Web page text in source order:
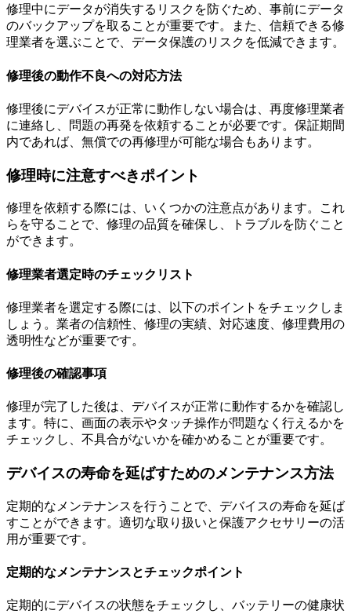
修理中にデータが消失するリスクを防ぐため、事前にデータ
のバックアップを取ることが重要です。また、信頼できる修
理業者を選ぶことで、データ保護のリスクを低減できます。
修理後の動作不良への対応方法
修理後にデバイスが正常に動作しない場合は、再度修理業者
に連絡し、問題の再発を依頼することが必要です。保証期間
内であれば、無償での再修理が可能な場合もあります。
修理時に注意すべきポイント
修理を依頼する際には、いくつかの注意点があります。これ
らを守ることで、修理の品質を確保し、トラブルを防ぐこと
ができます。
修理業者選定時のチェックリスト
修理業者を選定する際には、以下のポイントをチェックしま
しょう。業者の信頼性、修理の実績、対応速度、修理費用の
透明性などが重要です。
修理後の確認事項
修理が完了した後は、デバイスが正常に動作するかを確認し
ます。特に、画面の表示やタッチ操作が問題なく行えるかを
チェックし、不具合がないかを確かめることが重要です。
デバイスの寿命を延ばすためのメンテナンス方法
定期的なメンテナンスを行うことで、デバイスの寿命を延ば
すことができます。適切な取り扱いと保護アクセサリーの活
用が重要です。
定期的なメンテナンスとチェックポイント
定期的にデバイスの状態をチェックし、バッテリーの健康状